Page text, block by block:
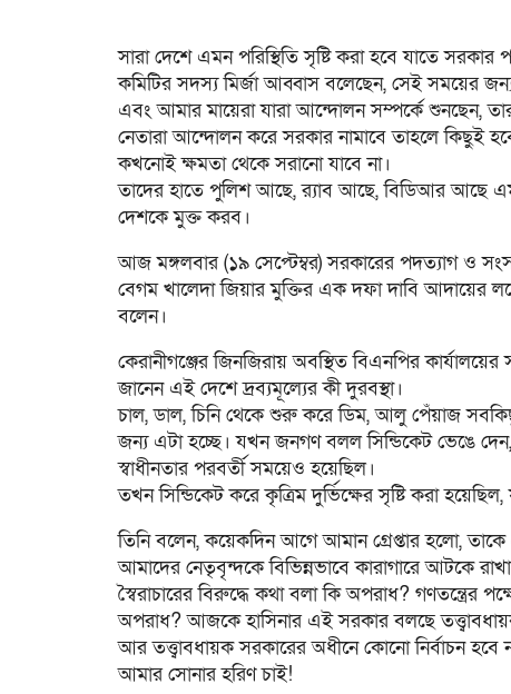
সারা দেশে এমন পরিস্থিতি সৃষ্টি করা হবে যাতে
কমিটির সদস্য মির্জা আব্বাস বলেছেন, সেই সময়ের
এবং আমার মায়েরা যারা আন্দোলন সম্পর্কে শুনছেন,
নেতারা আন্দোলন করে সরকার নামাবে তাহলে কিছুই
কখনোই ক্ষমতা থেকে সরানো যাবে না।
তাদের হাতে পুলিশ আছে, র‍্যাব আছে, বিডিআর আছে
দেশকে মুক্ত করব।
আজ মঙ্গলবার (১৯ সেপ্টেম্বর) সরকারের পদত্যাগ ও
বেগম খালেদা জিয়ার মুক্তির এক দফা দাবি আদায়ের
বলেন।
কেরানীগঞ্জের জিনজিরায় অবস্থিত বিএনপির
জানেন এই দেশে দ্রব্যমূল্যের কী দুরবস্থা।
চাল, ডাল, চিনি থেকে শুরু করে ডিম, আলু পেঁয়াজ
জন্য এটা হচ্ছে। যখন জনগণ বলল সিন্ডিকেট ভেঙে
স্বাধীনতার পরবর্তী সময়েও হয়েছিল।
তখন সিন্ডিকেট করে কৃত্রিম দুর্ভিক্ষের সৃষ্টি করা
তিনি বলেন, কয়েকদিন আগে আমান গ্রেপ্তার হলো, তাকে
আমাদের নেতৃবৃন্দকে বিভিন্নভাবে কারাগারে আটকে
স্বৈরাচারের বিরুদ্ধে কথা বলা কি অপরাধ? গণতন্ত্রের
অপরাধ? আজকে হাসিনার এই সরকার বলছে
আর তত্ত্বাবধায়ক সরকারের অধীনে কোনো নির্বাচন
আমার সোনার হরিণ চাই!